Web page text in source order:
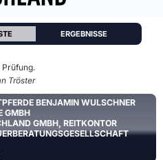
ERGEBNISSE
Prüfung.
Tröster
BENJAMIN WULSCHNER
GMBH
GMBH, REITKONTOR